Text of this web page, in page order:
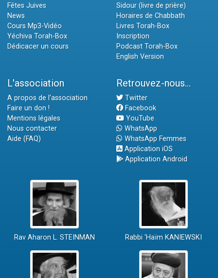
Fêtes Juives
News
Cours Mp3-Vidéo
Yéchiva Torah-Box
Dédicacer un cours
Sidour (livre de prière)
Horaires de Chabbath
Livres Torah-Box
Inscription
Podcast Torah-Box
English Version
L'association
A propos de l'association
Faire un don !
Mentions légales
Nous contacter
Aide (FAQ)
Retrouvez-nous...
Twitter
Facebook
YouTube
WhatsApp
WhatsApp Femmes
Application iOS
Application Android
Rav Aharon L. STEINMAN Rabbi 'Haïm KANIEWSKI